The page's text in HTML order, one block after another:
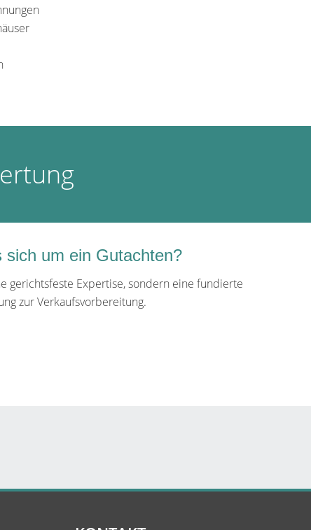
sich um ein Gutachten?
gerichtsfeste Expertise, sondern eine fundierte
zur Verkaufsvorbereitung.